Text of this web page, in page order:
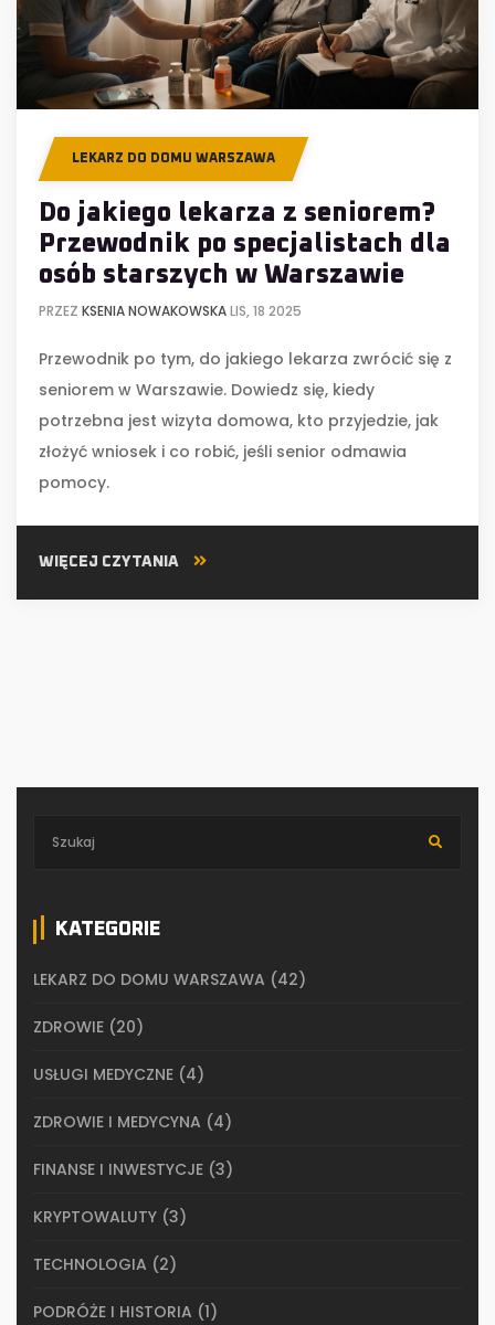
LEKARZ DO DOMU WARSZAWA
Do jakiego lekarza z seniorem?
Przewodnik po specjalistach dla
osób starszych w Warszawie
PRZEZ KSENIA NOWAKOWSKALIS, 18 2025
Przewodnik po tym, do jakiego lekarza zwrócić się z
seniorem w Warszawie. Dowiedz się, kiedy
potrzebna jest wizyta domowa, kto przyjedzie, jak
złożyć wniosek i co robić, jeśli senior odmawia
pomocy.
WIĘCEJ CZYTANIA
KATEGORIE
LEKARZ DO DOMU WARSZAWA (42)
ZDROWIE (20)
USŁUGI MEDYCZNE (4)
ZDROWIE I MEDYCYNA (4)
FINANSE I INWESTYCJE (3)
KRYPTOWALUTY (3)
TECHNOLOGIA (2)
PODRÓŻE I HISTORIA (1)